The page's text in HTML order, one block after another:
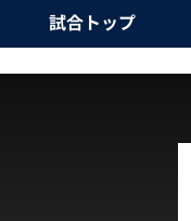
試合トップ